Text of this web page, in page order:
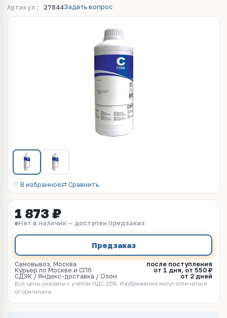
Артикул: 27844Задать вопрос
♡ В избранное⇄ Сравнить
1 873 ₽
Нет в наличии — доступен предзаказ
Предзаказ
Самовывоз, Москва
после поступления
Курьер по Москве и СПб
от 1 дня, от 550 ₽
СДЭК / Яндекс-доставка / Озон
от 2 дней
Все цены указаны с учётом НДС 22%. Изображения могут отличаться
от оригинала.